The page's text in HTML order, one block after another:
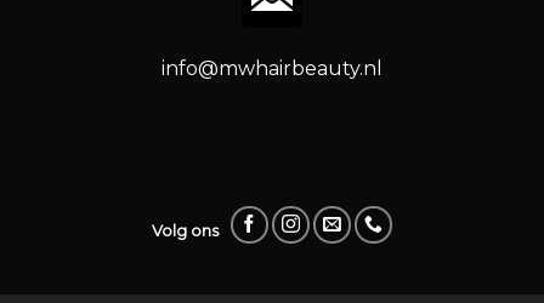
info@mwhairbeauty.nl
Volg ons